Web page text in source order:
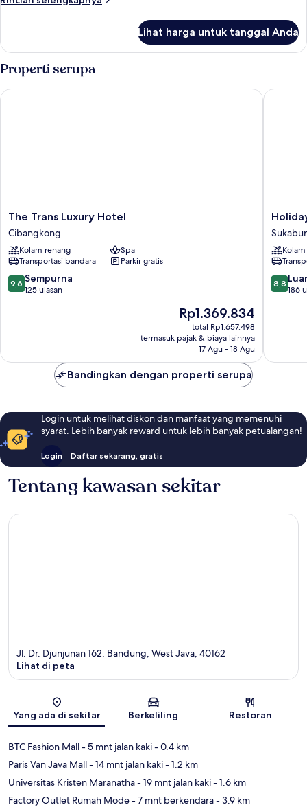
Family
Lihat harga untuk tanggal Anda
Properti serupa
The
Trans
Luxury
Hotel
Cibangkong
The Trans Luxury Hotel
Cibangkong
Kolam renang
Spa
Transportasi bandara
Parkir gratis
9.6
dari
9,6 Sempurna
125 ulasan
Harga
sekarang
Rp1.369.834
Rp1.369.834
total Rp1.657.498
termasuk pajak & biaya lainnya
17 Agu - 18 Agu
The Trans Luxury Hotel
Holiday
Inn
Pasteur
by
IHG
8.8
dari
8,8
186
Holiday
Bandingkan dengan properti serupa
Login untuk melihat diskon dan manfaat yang memenuhi
syarat. Lebih banyak reward untuk lebih banyak petualangan!
Login Daftar sekarang, gratis
Tentang kawasan sekitar
Peta
Jl. Dr. Djunjunan 162, Bandung, West Java, 40162
Lihat di peta
Yang ada di sekitar Berkeliling Restoran
BTC Fashion Mall- 5 mnt jalan kaki- 0.4 km
Paris Van Java Mall- 14 mnt jalan kaki- 1.2 km
Universitas Kristen Maranatha- 19 mnt jalan kaki- 1.6 km
Factory Outlet Rumah Mode- 7 mnt berkendara- 3.9 km